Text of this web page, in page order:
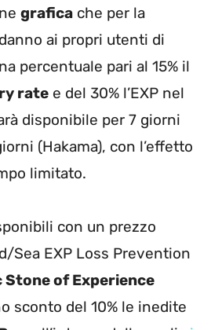
grafica che per la
ai propri utenti di
percentuale pari al 15% il
rate e del 30% l’EXP nel
disponibile per 7 giorni
(Hakama), con l’effetto
limitato.
con un prezzo
Sea EXP Loss Prevention
Stone of Experience
sconto del 10% le inedite